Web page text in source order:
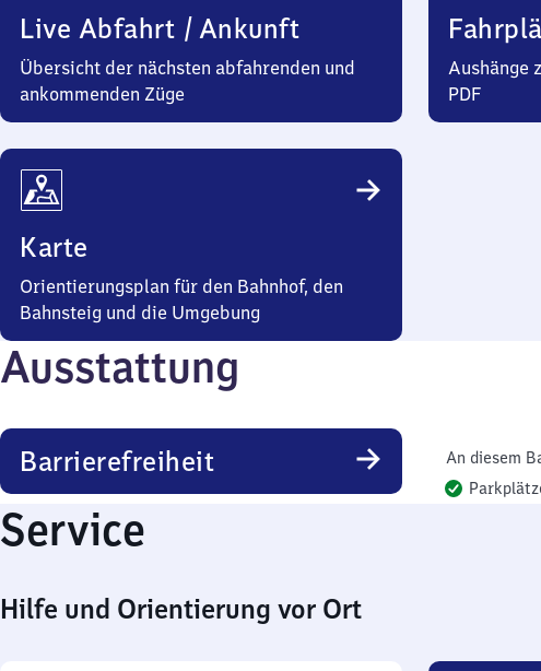
Live Abfahrt / Ankunft
Übersicht der nächsten abfahrenden und
ankommenden Züge
Aushänge
PDF
Karte
Orientierungsplan für den Bahnhof, den
Bahnsteig und die Umgebung
Ausstattung
Barrierefreiheit
An diesem
Service
Hilfe und Orientierung vor Ort